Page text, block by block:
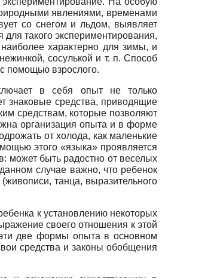
явлениями, временами
со снегом и льдом, выявляет
для такого экспериментирования,
характерно для зимы, и
сосулькой и т. п. Способ
помощью взрослого.
в себя опыт не только
знаковые средства, приводящие
средствам, которые позволяют
организация опыта и в форме
от холода, как маленькие
этого «языка» проявляется
может быть радостно от веселых
случае важно, что ребенок
танца, выразительного
к установлению некоторых
своего отношения к этой
две формы опыта в основном
средства и законы обобщения